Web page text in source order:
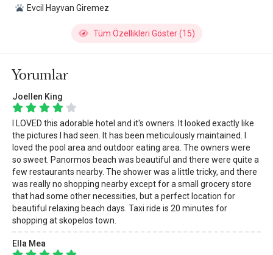
Evcil Hayvan Giremez
Tüm Özellikleri Göster (15)
Yorumlar
Joellen King
I LOVED this adorable hotel and it's owners. It looked exactly like
the pictures I had seen. It has been meticulously maintained. I
loved the pool area and outdoor eating area. The owners were
so sweet. Panormos beach was beautiful and there were quite a
few restaurants nearby. The shower was a little tricky, and there
was really no shopping nearby except for a small grocery store
that had some other necessities, but a perfect location for
beautiful relaxing beach days. Taxi ride is 20 minutes for
shopping at skopelos town.
Ella Mea